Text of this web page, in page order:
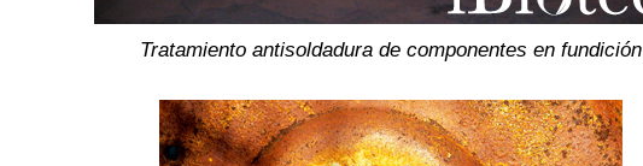
Tratamiento antisoldadura de componentes en fundición